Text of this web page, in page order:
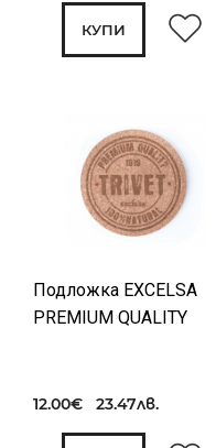
КУПИ
Подложка EXCELSA
PREMIUM QUALITY
12.00€ 23.47лв.